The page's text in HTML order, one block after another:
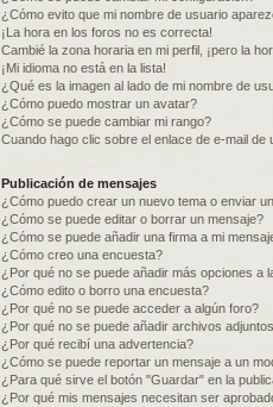
¿Cómo evito que mi nombre de usuario
¡La hora en los foros no es correcta!
Cambié la zona horaria en mi perfil, ¡pero la
¡Mi idioma no está en la lista!
¿Qué es la imagen al lado de mi nombre de
¿Cómo puedo mostrar un avatar?
¿Cómo se puede cambiar mi rango?
Cuando hago clic sobre el enlace de e-mail de
Publicación de mensajes
¿Cómo puedo crear un nuevo tema o enviar
¿Cómo se puede editar o borrar un mensaje?
¿Cómo se puede añadir una firma a mi
¿Cómo creo una encuesta?
¿Por qué no se puede añadir más opciones a
¿Cómo edito o borro una encuesta?
¿Por qué no se puede acceder a algún foro?
¿Por qué no se puede añadir archivos
¿Por qué recibí una advertencia?
¿Cómo se puede reportar un mensaje a un
¿Para qué sirve el botón "Guardar" en la
¿Por qué mis mensajes necesitan ser